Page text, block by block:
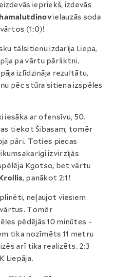
iepriekš, izdevās
ielauzās soda
(1:0)!
tālsitienu izdarīja Liepa,
pa vārtu pārliktni.
izlīdzināja rezultātu,
pēc stūra sitiena izspēles
iesāka ar ofensīvu, 50.
tiekot Šibasam, tomēr
pāri. Toties piecas
izvirzījās
Kgotso, bet vārtu
, panākot 2:1!
neļaujot viesiem
Tomēr
pēdējās 10 minūtes –
tika nozīmēts 11 metru
arī tika realizēts. 2:3
Liepāja.